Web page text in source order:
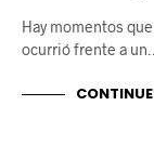
Hay momentos
ocurrió frente a